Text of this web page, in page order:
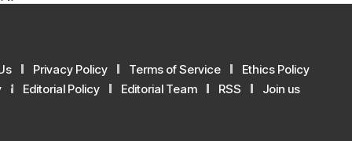
Privacy Policy Terms of Service
Ethics Policy
Editorial Policy Editorial Team RSS Join us